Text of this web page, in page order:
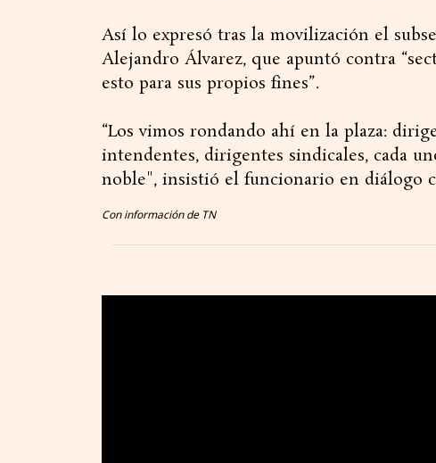
Así lo expresó tras la movilización el
Alejandro Álvarez, que apuntó contra
esto para sus propios fines”.
“Los vimos rondando ahí en la plaza:
intendentes, dirigentes sindicales, cada
noble", insistió el funcionario en diálogo
Con información de TN